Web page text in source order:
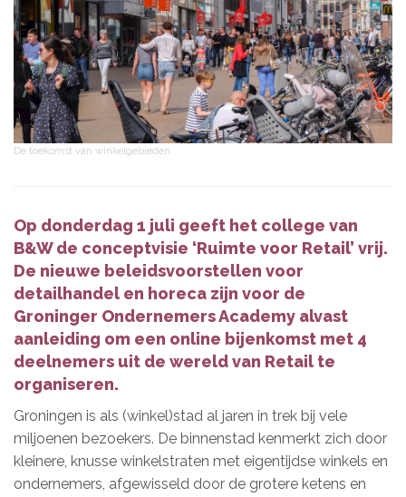
De toekomst van winkelgebieden
Op donderdag 1 juli geeft het college van
B&W de conceptvisie ‘Ruimte voor Retail’ vrij.
De nieuwe beleidsvoorstellen voor
detailhandel en horeca zijn voor de
Groninger Ondernemers Academy alvast
aanleiding om een online bijenkomst met 4
deelnemers uit de wereld van Retail te
organiseren.
Groningen is als (winkel)stad al jaren in trek bij vele
miljoenen bezoekers. De binnenstad kenmerkt zich door
kleinere, knusse winkelstraten met eigentijdse winkels en
ondernemers, afgewisseld door de grotere ketens en